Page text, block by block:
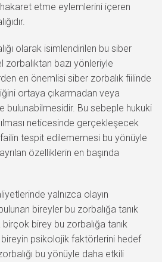
etme eylemlerini içeren
olarak isimlendirilen bu siber
zorbalıktan bazı yönleriyle
en önemlisi siber zorbalık fiilinde
ortaya çıkarmadan veya
bulunabilmesidir. Bu sebeple hukuki
neticesinde gerçekleşecek
tespit edilememesi bu yönüyle
özelliklerin en başında
yalnızca olayın
bireyler bu zorbalığa tanık
birey bu zorbalığa tanık
psikolojik faktörlerini hedef
bu yönüyle daha etkili